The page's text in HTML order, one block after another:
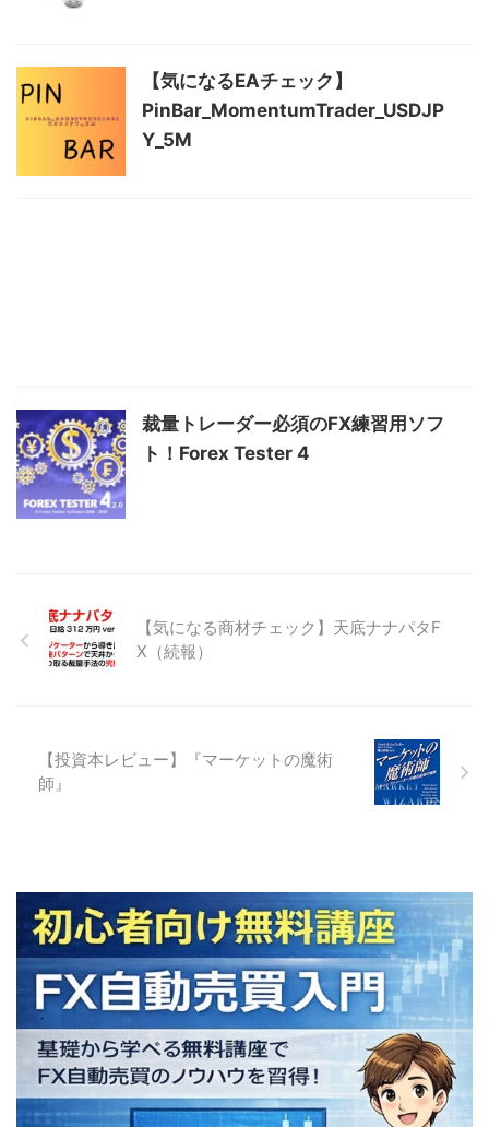
【気になるEAチェック】
PinBar_MomentumTrader_USDJP
Y_5M
裁量トレーダー必須のFX練習用ソフ
ト！Forex Tester 4
【気になる商材チェック】天底ナナパタF
X（続報）
【投資本レビュー】『マーケットの魔術
師』